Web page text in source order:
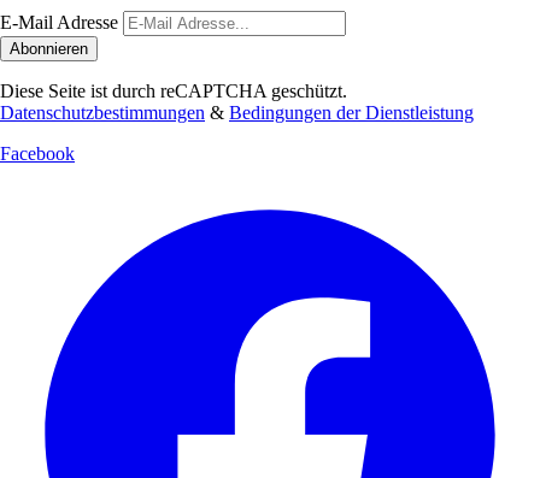
E-Mail Adresse
Abonnieren
Diese Seite ist durch reCAPTCHA geschützt.
Datenschutzbestimmungen & Bedingungen der Dienstleistung
Facebook